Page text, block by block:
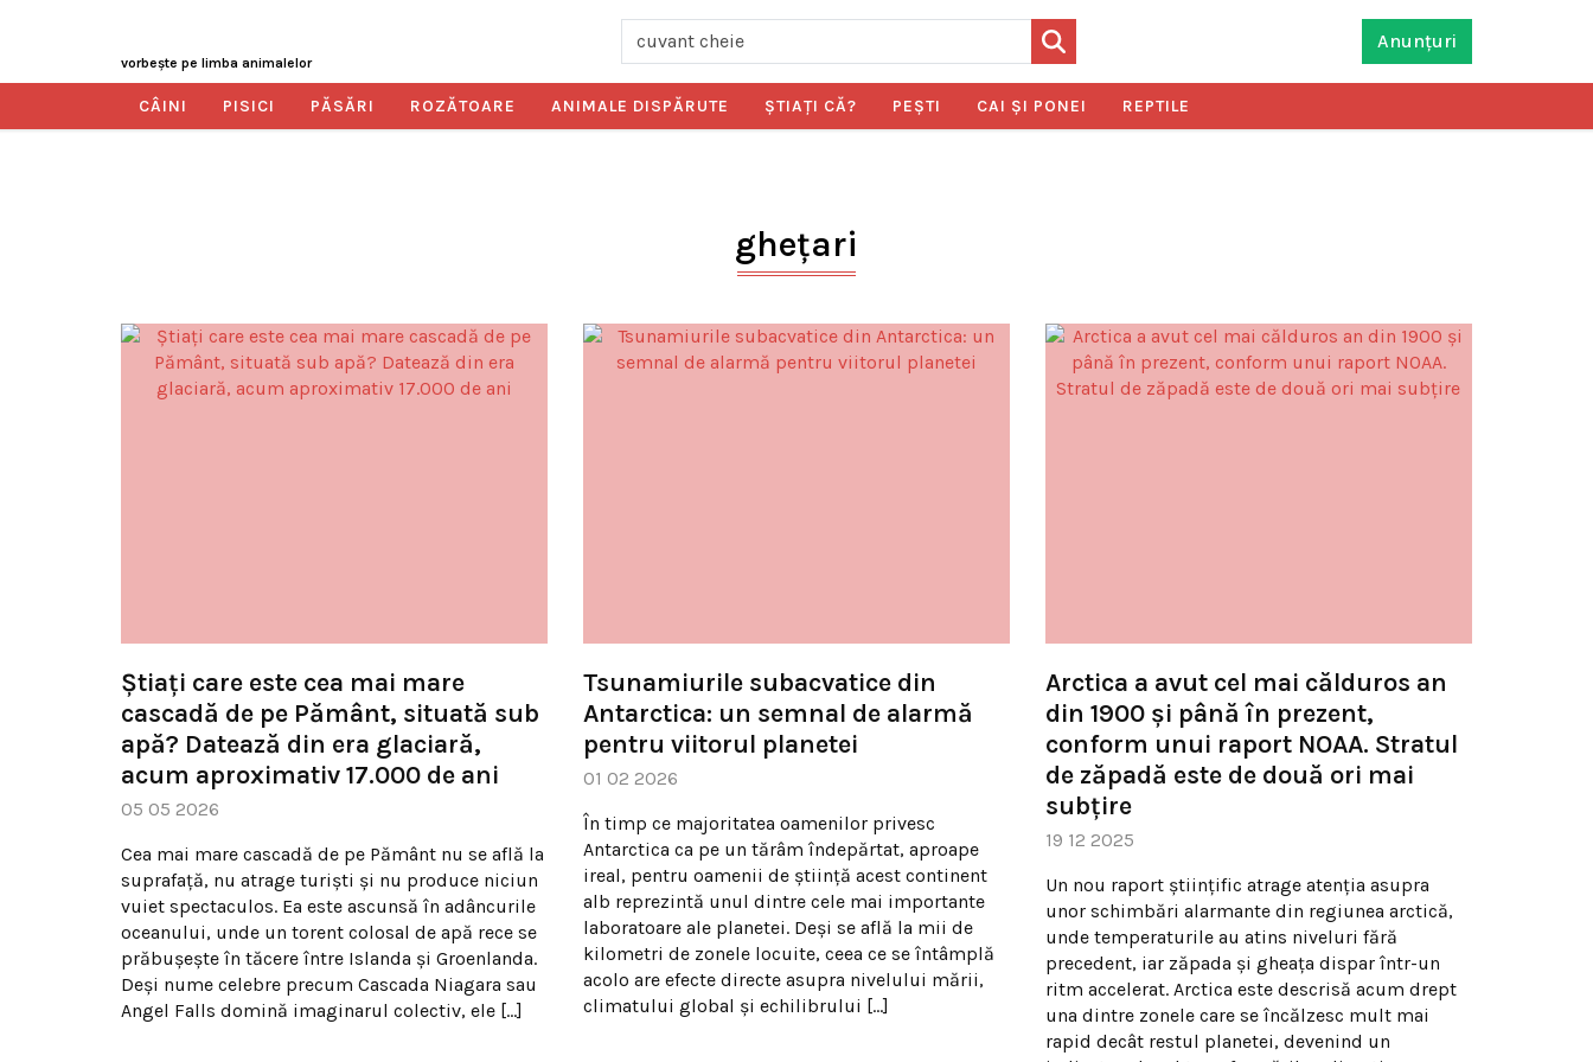
vorbeşte pe limba animalelor
Anunțuri
CÂINI PISICI PĂSĂRI ROZĂTOARE ANIMALE DISPĂRUTE ŞTIAŢI CĂ? PEŞTI CAI ŞI PONEI REPTILE
ghețari
Știați care este cea mai mare
cascadă de pe Pământ, situată sub
apă? Datează din era glaciară,
acum aproximativ 17.000 de ani
05 05 2026
Cea mai mare cascadă de pe Pământ nu se află la
suprafață, nu atrage turiști și nu produce niciun
vuiet spectaculos. Ea este ascunsă în adâncurile
oceanului, unde un torent colosal de apă rece se
prăbușește în tăcere între Islanda și Groenlanda.
Deși nume celebre precum Cascada Niagara sau
Angel Falls domină imaginarul colectiv, ele […]
Tsunamiurile subacvatice din
Antarctica: un semnal de alarmă
pentru viitorul planetei
01 02 2026
În timp ce majoritatea oamenilor privesc
Antarctica ca pe un tărâm îndepărtat, aproape
ireal, pentru oamenii de știință acest continent
alb reprezintă unul dintre cele mai importante
laboratoare ale planetei. Deși se află la mii de
kilometri de zonele locuite, ceea ce se întâmplă
acolo are efecte directe asupra nivelului mării,
climatului global și echilibrului […]
Arctica a avut cel mai călduros an
din 1900 și până în prezent,
conform unui raport NOAA. Stratul
de zăpadă este de două ori mai
subțire
19 12 2025
Un nou raport științific atrage atenția asupra
unor schimbări alarmante din regiunea arctică,
unde temperaturile au atins niveluri fără
precedent, iar zăpada și gheața dispar într-un
ritm accelerat. Arctica este descrisă acum drept
una dintre zonele care se încălzesc mult mai
rapid decât restul planetei, devenind un